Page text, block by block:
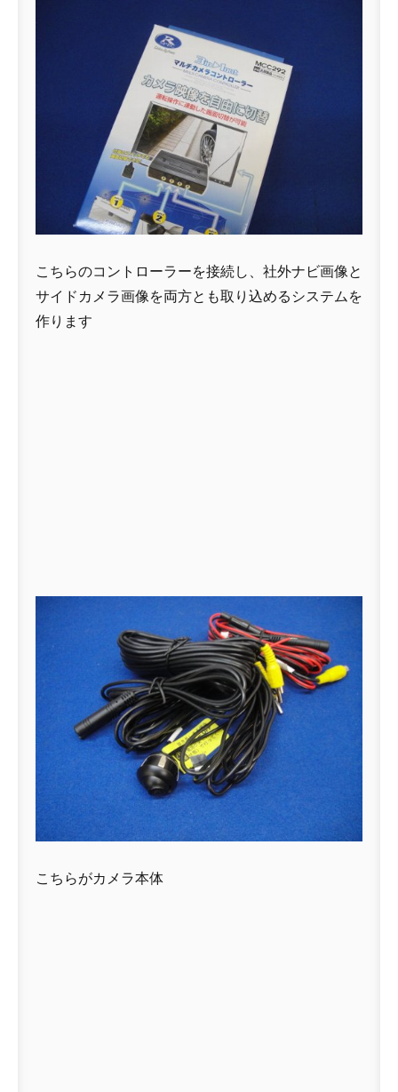
こちらのコントローラーを接続し、社外ナビ画像と
サイドカメラ画像を両方とも取り込めるシステムを
作ります
こちらがカメラ本体